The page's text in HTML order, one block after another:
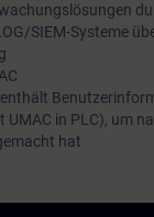
SIEM-Systeme
in PLC), um
hat